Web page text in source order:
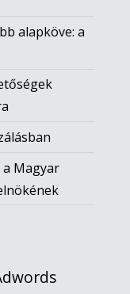
alapköve: a
Magyar